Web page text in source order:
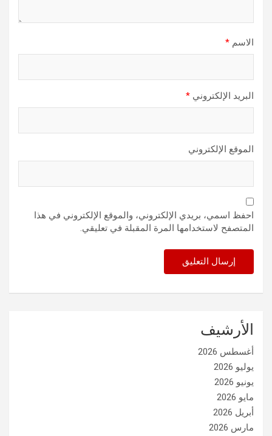
الاسم *
البريد الإلكتروني *
الموقع الإلكتروني
احفظ اسمي، بريدي الإلكتروني، والموقع الإلكتروني في هذا
المتصفح لاستخدامها المرة المقبلة في تعليقي.
الأرشيف
أغسطس 2026
يوليو 2026
يونيو 2026
مايو 2026
أبريل 2026
مارس 2026